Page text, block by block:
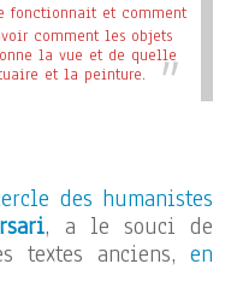
fonctionnait et comment
comment les objets
la vue et de quelle
et la peinture.
des humanistes
, a le souci de
textes anciens, en